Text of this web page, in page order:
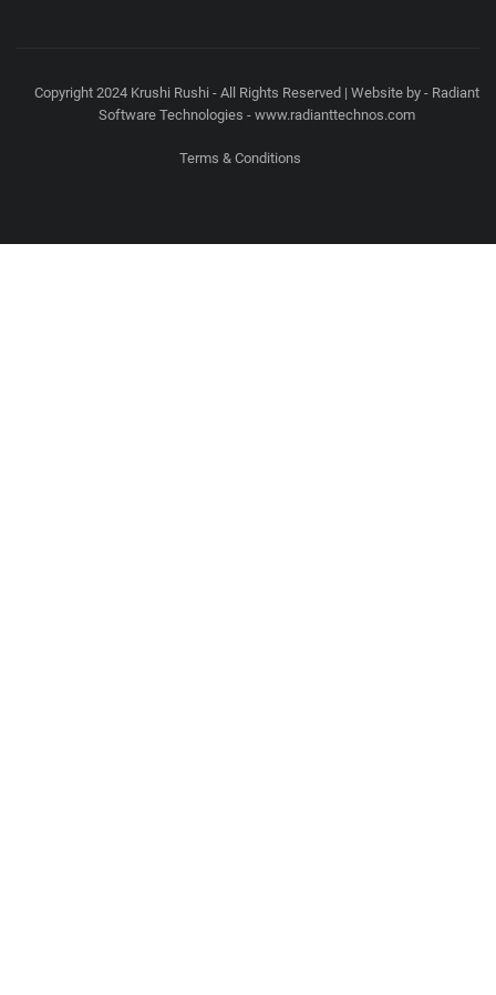
Copyright 2024 Krushi Rushi - All Rights Reserved | Website by - Radiant
Software Technologies - www.radianttechnos.com
Terms & Conditions